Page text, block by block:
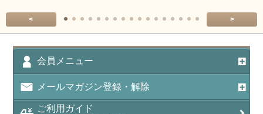
< >
会員メニュー
メールマガジン登録・解除
ご利用ガイド